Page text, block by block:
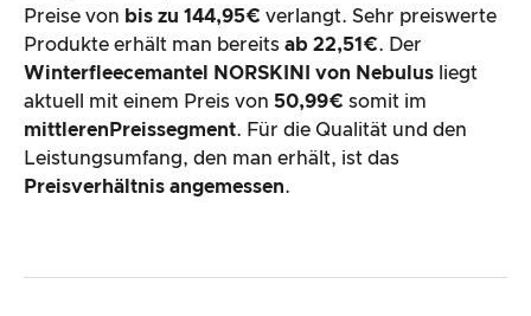
Preise von bis zu 144,95€ verlangt. Sehr preiswerte
Produkte erhält man bereits ab 22,51€. Der
Winterfleecemantel NORSKINI von Nebulus liegt
aktuell mit einem Preis von 50,99€ somit im
mittlerenPreissegment. Für die Qualität und den
Leistungsumfang, den man erhält, ist das
Preisverhältnis angemessen.